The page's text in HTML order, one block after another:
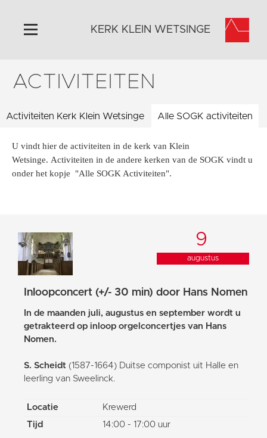
Home
Historie
Activiteiten
Steun ons
KERK KLEIN WETSINGE
ACTIVITEITEN
Activiteiten Kerk Klein Wetsinge Alle SOGK activiteiten
U vindt hier de activiteiten in de kerk van Klein
Wetsinge. Activiteiten in de andere kerken van de SOGK vindt u
onder het kopje "Alle SOGK Activiteiten".
9
augustus
Inloopconcert (+/- 30 min) door Hans Nomen
In de maanden juli, augustus en september wordt u
getrakteerd op inloop orgelconcertjes van Hans
Nomen.
S. Scheidt (1587-1664) Duitse componist uit Halle en
leerling van Sweelinck.
Locatie
Krewerd
Tijd
14:00 - 17:00 uur